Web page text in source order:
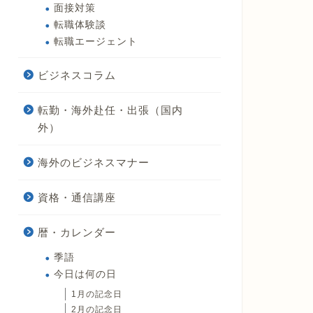
面接対策
転職体験談
転職エージェント
ビジネスコラム
転勤・海外赴任・出張（国内
外）
海外のビジネスマナー
資格・通信講座
暦・カレンダー
季語
今日は何の日
1月の記念日
2月の記念日